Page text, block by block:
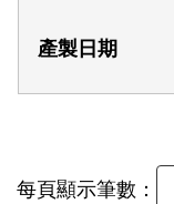
每頁顯示筆數：